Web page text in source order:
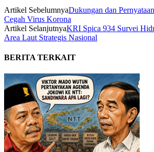
Artikel SebelumnyaDukungan dan
Cegah Virus Korona
Artikel SelanjutnyaKRI Spica 934 Survei
Area Laut Strategis Nasional
BERITA TERKAIT